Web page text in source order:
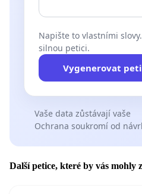
Napište to vlastními
silnou petici.
Vygenerovat
Vaše data zůstávají vaše
Ochrana soukromí od
Další petice, které by vás mohly